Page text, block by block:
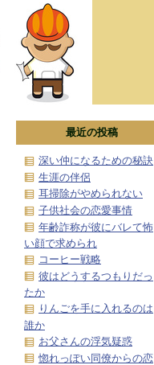
最近の投稿
深い仲になるための秘訣
生涯の伴侶
耳掃除がやめられない
子供社会の恋愛事情
年齢詐称が彼にバレて怖
い顔で求められ
コーヒー戦略
彼はどうするつもりだっ
たか
りんごを手に入れるのは
誰か
お父さんの浮気疑惑
惚れっぽい同僚からの恋